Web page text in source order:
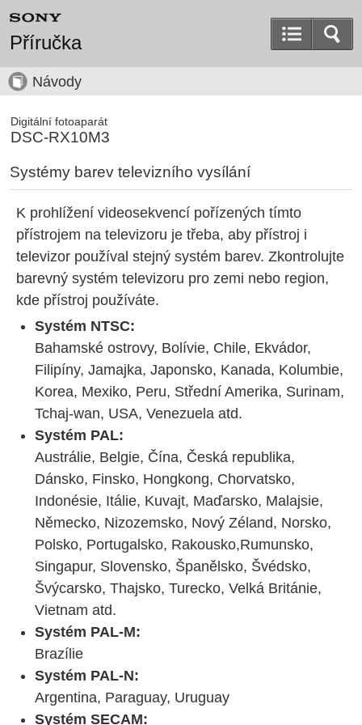
Příručka
Návody
Digitální fotoaparát
DSC-RX10M3
Systémy barev televizního vysílání
K prohlížení videosekvencí pořízených tímto
přístrojem na televizoru je třeba, aby přístroj i
televizor používal stejný systém barev. Zkontrolujte
barevný systém televizoru pro zemi nebo region,
kde přístroj používáte.
Systém NTSC:
Bahamské ostrovy, Bolívie, Chile, Ekvádor,
Filipíny, Jamajka, Japonsko, Kanada, Kolumbie,
Korea, Mexiko, Peru, Střední Amerika, Surinam,
Tchaj-wan, USA, Venezuela atd.
Systém PAL:
Austrálie, Belgie, Čína, Česká republika,
Dánsko, Finsko, Hongkong, Chorvatsko,
Indonésie, Itálie, Kuvajt, Maďarsko, Malajsie,
Německo, Nizozemsko, Nový Zéland, Norsko,
Polsko, Portugalsko, Rakousko,Rumunsko,
Singapur, Slovensko, Španělsko, Švédsko,
Švýcarsko, Thajsko, Turecko, Velká Británie,
Vietnam atd.
Systém PAL-M:
Brazílie
Systém PAL-N:
Argentina, Paraguay, Uruguay
Systém SECAM: